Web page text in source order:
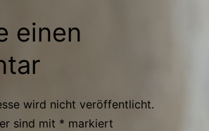
einen
wird nicht veröffentlicht.
sind mit * markiert